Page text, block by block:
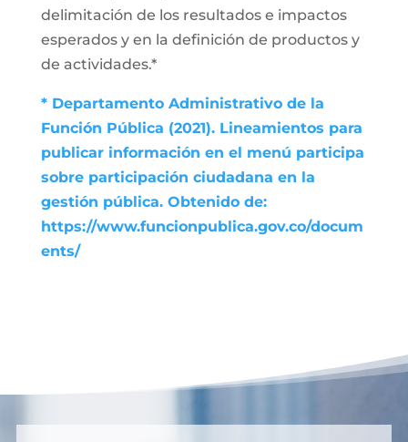
delimitación de los resultados e impactos
esperados y en la definición de productos y
de actividades.*
* Departamento Administrativo de la
Función Pública (2021). Lineamientos para
publicar información en el menú participa
sobre participación ciudadana en la
gestión pública. Obtenido de:
https://www.funcionpublica.gov.co/docum
ents/